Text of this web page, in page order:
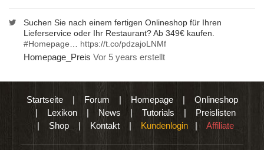
Suchen Sie nach einem fertigen Onlineshop für Ihren
Lieferservice oder Ihr Restaurant? Ab 349€ kaufen.
#Homepage
https://t.co/pdzajoLNMf
Homepage_Preis Vor 5 years erstellt
Startseite| Forum | Homepage| Onlineshop
| Lexikon | News | Tutorials | Preislisten
| Shop | Kontakt | Kundenlogin | Affiliate